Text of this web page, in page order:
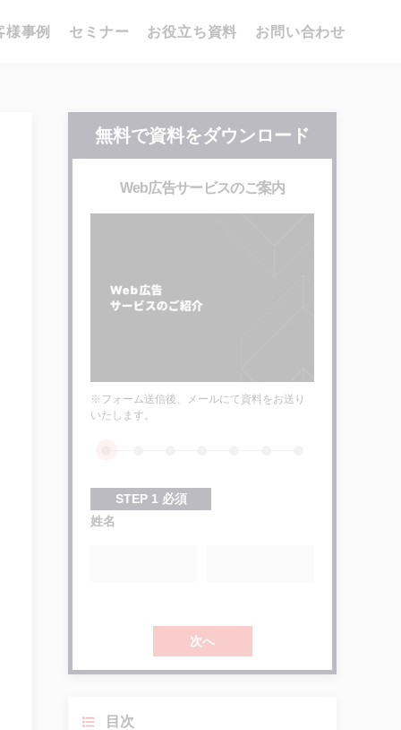
様事例 セミナー お役立ち資料 お問い合わせ
無料で資料をダウンロード
Web広告サービスのご案内
※フォーム送信後、メールにて資料をお送り
いたします。
STEP 1 必須
姓名
次へ
目次